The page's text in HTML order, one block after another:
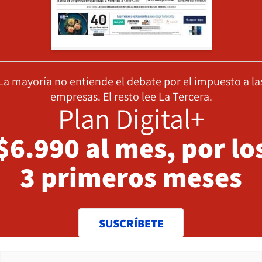
mayoría no entiende el debate por el impuesto a
empresas. El resto lee La Tercera.
Plan Digital+
al mes, por
3 primeros meses
SUSCRÍBETE